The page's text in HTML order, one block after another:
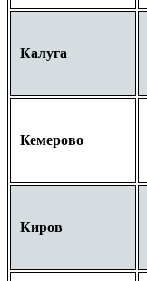
Калуга
Кемерово
Киров